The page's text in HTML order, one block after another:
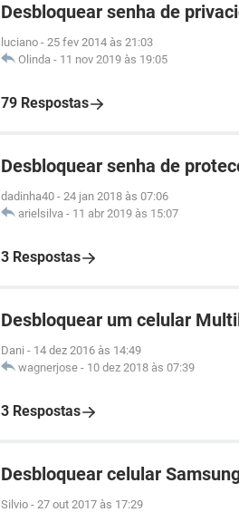
Desbloquear senha de
luciano - 25 fev 2014 às 21:03
Olinda - 11 nov 2019 às 19:05
79 Respostas
Desbloquear senha de
dadinha40 - 24 jan 2018 às 07:06
arielsilva - 11 abr 2019 às 15:07
3 Respostas
Desbloquear um celular
Dani - 14 dez 2016 às 14:49
wagnerjose - 10 dez 2018 às 07:39
3 Respostas
Desbloquear celular
Silvio - 27 out 2017 às 17:29